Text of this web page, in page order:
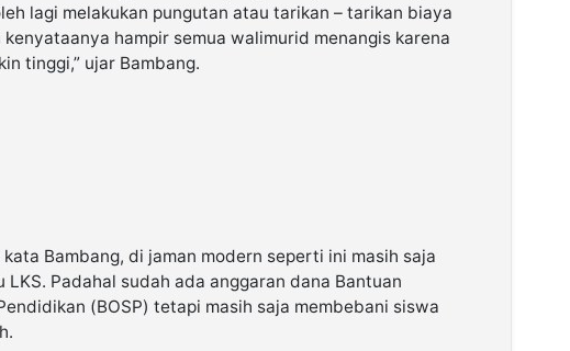
lagi melakukan pungutan atau tarikan – tarikan biaya
hampir semua walimurid menangis karena
tinggi,” ujar Bambang.
Bambang, di jaman modern seperti ini masih saja
LKS. Padahal sudah ada anggaran dana Bantuan
(BOSP) tetapi masih saja membebani siswa